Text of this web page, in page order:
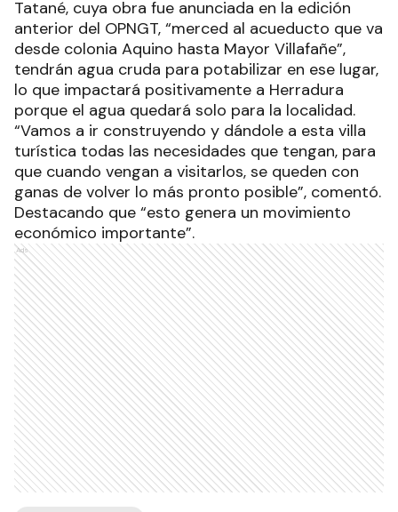
Tatané, cuya obra fue anunciada en la edición
anterior del OPNGT, “merced al acueducto que va
desde colonia Aquino hasta Mayor Villafañe”,
tendrán agua cruda para potabilizar en ese lugar,
lo que impactará positivamente a Herradura
porque el agua quedará solo para la localidad.
“Vamos a ir construyendo y dándole a esta villa
turística todas las necesidades que tengan, para
que cuando vengan a visitarlos, se queden con
ganas de volver lo más pronto posible”, comentó.
Destacando que “esto genera un movimiento
económico importante”.
Ads